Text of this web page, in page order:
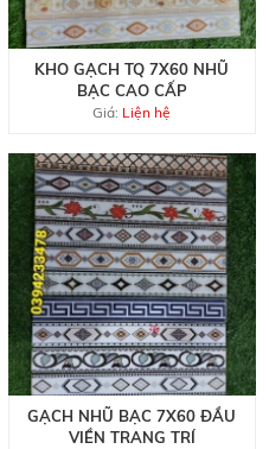
KHO GẠCH TQ 7X60 NHŨ
BẠC CAO CẤP
Giá: Liện hệ
GẠCH NHŨ BẠC 7X60 ĐẦU
VIỀN TRANG TRÍ